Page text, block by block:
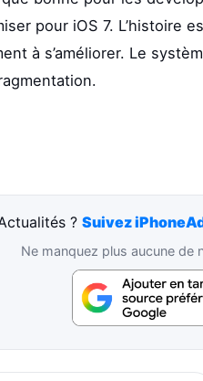
pour iOS 7. L’histoire
à s’améliorer. Le
?Suivez
Ne manquez plus aucune de